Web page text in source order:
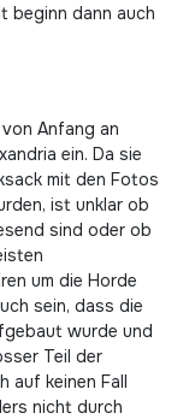
beginn dann auch
Anfang an
ein. Da sie
mit den Fotos
ist unklar ob
sind oder ob
um die Horde
sein, dass die
wurde und
Teil der
auf keinen Fall
nicht durch